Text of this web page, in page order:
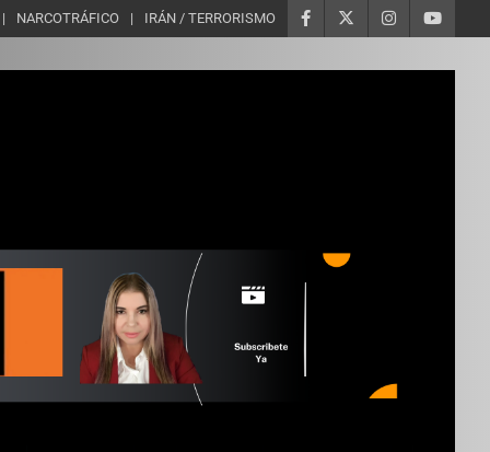
NARCOTRÁFICO IRÁN / TERRORISMO